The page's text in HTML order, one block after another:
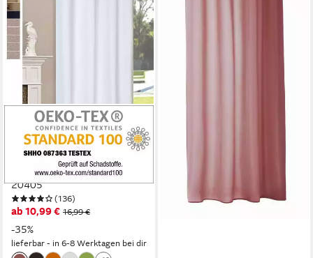
GARDINENBOX
Gardine, Ösen, blickdicht,
Schal Matt unifarben
Microsatin Micofaser-Gewebe
20405
(136)
ab 10,99 € 16,99 €
-35%
lieferbar - in 6-8 Werktagen bei dir
lieferbar - in 6-8 Werktagen bei dir